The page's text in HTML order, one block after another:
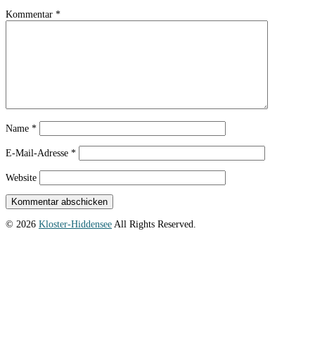
Kommentar *
Name *
E-Mail-Adresse *
Website
© 2026 Kloster-Hiddensee All Rights Reserved.